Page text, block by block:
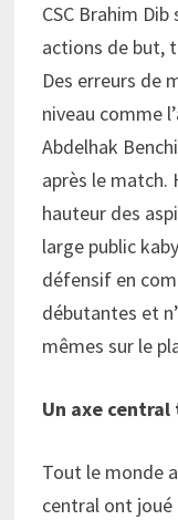
CSC Brahim
actions de but,
Des erreurs de
niveau comme
Abdelhak
après le match.
hauteur des
large public
défensif en
débutantes et
mêmes sur le
Un axe
Tout le monde
central ont joué